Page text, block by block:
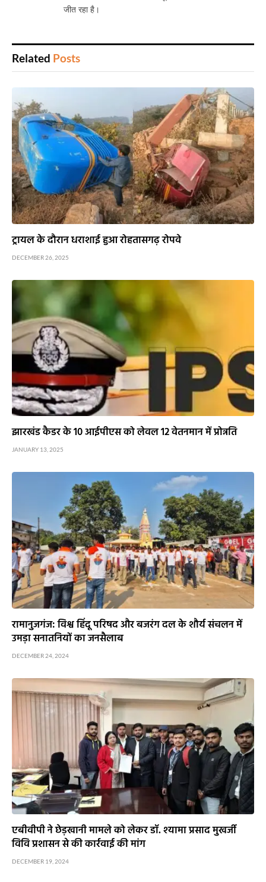
जीत रहा है।
Related Posts
ट्रायल के दौरान धराशाई हुआ रोहतासगढ़ रोपवे
DECEMBER 26, 2025
झारखंड कैडर के 10 आईपीएस को लेवल 12 वेतनमान में प्रोन्नति
JANUARY 13, 2025
रामानुजगंज: विश्व हिंदू परिषद और बजरंग दल के शौर्य संचलन में
उमड़ा सनातनियों का जनसैलाब
DECEMBER 24, 2024
एबीवीपी ने छेड़खानी मामले को लेकर डॉ. श्यामा प्रसाद मुखर्जी
विवि प्रशासन से की कार्रवाई की मांग
DECEMBER 19, 2024